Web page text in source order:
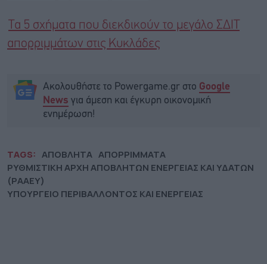
Τα 5 σχήματα που διεκδικούν το μεγάλο ΣΔΙΤ
απορριμμάτων στις Κυκλάδες
Ακολουθήστε το Powergame.gr στο Google
News για άμεση και έγκυρη οικονομική
ενημέρωση!
TAGS: ΑΠΟΒΛΗΤΑ ΑΠΟΡΡΙΜΜΑΤΑ
ΡΥΘΜΙΣΤΙΚΗ ΑΡΧΗ ΑΠΟΒΛΗΤΩΝ ΕΝΕΡΓΕΙΑΣ ΚΑΙ ΥΔΑΤΩΝ
(ΡΑΑΕΥ)
ΥΠΟΥΡΓΕΙΟ ΠΕΡΙΒΑΛΛΟΝΤΟΣ ΚΑΙ ΕΝΕΡΓΕΙΑΣ